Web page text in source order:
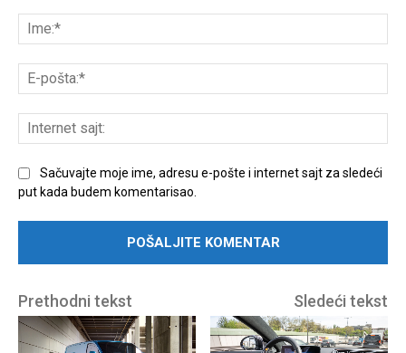
komentar:
Sačuvajte moje ime, adresu e-pošte i internet sajt za sledeći
put kada budem komentarisao.
Prethodni tekst Sledeći tekst